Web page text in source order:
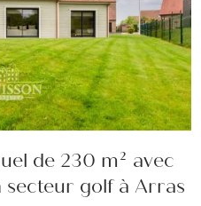
de 230 m² avec
golf à Arras